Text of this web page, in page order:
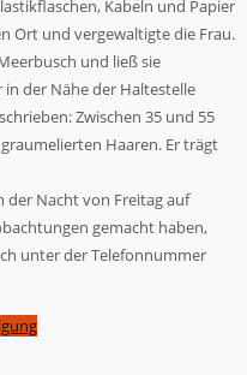
Kabeln und Papier
Ort und vergewaltigte die Frau.
und ließ sie
in der Nähe der Haltestelle
Zwischen 35 und 55
Haaren. Er trägt
der Nacht von Freitag auf
gemacht haben,
unter der Telefonnummer